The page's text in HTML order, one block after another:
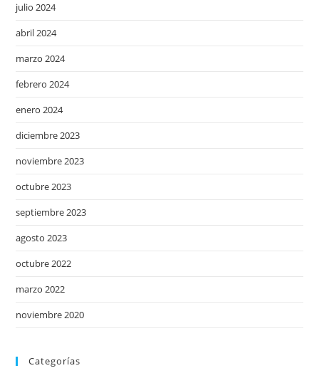
julio 2024
abril 2024
marzo 2024
febrero 2024
enero 2024
diciembre 2023
noviembre 2023
octubre 2023
septiembre 2023
agosto 2023
octubre 2022
marzo 2022
noviembre 2020
Categorías